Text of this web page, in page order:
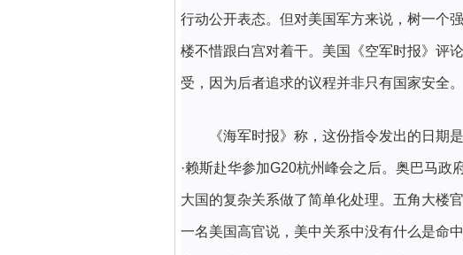
行动公开表态。但对美国军方来说，树一个
楼不惜跟白宫对着干。美国《空军时报》评
受，因为后者追求的议程并非只有国家安全。
《海军时报》称，这份指令发出的日期
·赖斯赴华参加G20杭州峰会之后。奥巴马政
大国的复杂关系做了简单化处理。五角大楼
一名美国高官说，美中关系中没有什么是命